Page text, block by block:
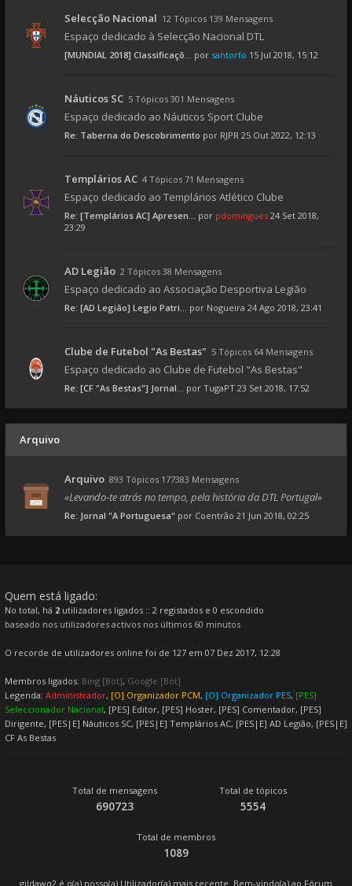
Selecção Nacional 12 Tópicos 139 Mensagens
Espaço dedicado à Selecção Nacional DTL
[MUNDIAL 2018] Classificaçõ... por santorfo 15 Jul 2018, 15:12
Náuticos SC 5 Tópicos 301 Mensagens
Espaço dedicado ao Náuticos Sport Clube
Re: Taberna do Descobrimento por RJPR 25 Out 2022, 12:13
Templários AC 4 Tópicos 71 Mensagens
Espaço dedicado ao Templários Atlético Clube
Re: [Templários AC] Apresen... por pdomingues 24 Set 2018,
23:29
AD Legião 2 Tópicos 38 Mensagens
Espaço dedicado ao Associação Desportiva Legião
Re: [AD Legião] Legio Patri... por Nogueira 24 Ago 2018, 23:41
Clube de Futebol "As Bestas" 5 Tópicos 64 Mensagens
Espaço dedicado ao Clube de Futebol "As Bestas"
Re: [CF "As Bestas"] Jornal... por TugaPT 23 Set 2018, 17:52
Arquivo
Arquivo 893 Tópicos 177383 Mensagens
«Levando-te atrás no tempo, pela história da DTL Portugal»
Re: Jornal "A Portuguesa" por Coentrão 21 Jun 2018, 02:25
Quem está ligado:
No total, há 2 utilizadores ligados :: 2 registados e 0 escondido
baseado nos utilizadores activos nos últimos 60 minutos
O recorde de utilizadores online foi de 127 em 07 Dez 2017, 12:28
Membros ligados: Bing [Bot], Google [Bot]
Legenda: Administrador, [O] Organizador PCM, [O] Organizador PES, [PES]
Seleccionador Nacional, [PES] Editor, [PES] Hoster, [PES] Comentador, [PES]
Dirigente, [PES|E] Náuticos SC, [PES|E] Templários AC, [PES|E] AD Legião, [PES|E]
CF As Bestas
Total de mensagens
690723
Total de tópicos
5554
Total de membros
1089
gildawq2 é o(a) nosso(a) Utilizador(a) mais recente. Bem-vindo(a) ao Fórum